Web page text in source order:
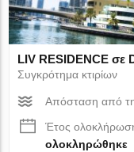
LIV RESIDENCE σε
Συγκρότημα κτιρίων
Απόσταση από
Έτος
ολοκληρώθηκε